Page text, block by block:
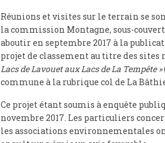
Réunions et visites sur le terrain se
la commission Montagne, sous-
aboutir en septembre 2017 à la
projet de classement au titre des sites
Lacs de Lavouet aux Lacs de La Tempête »
commune à la rubrique col de La
Ce projet étant soumis à enquête
novembre 2017. Les particuliers
les associations environnementales